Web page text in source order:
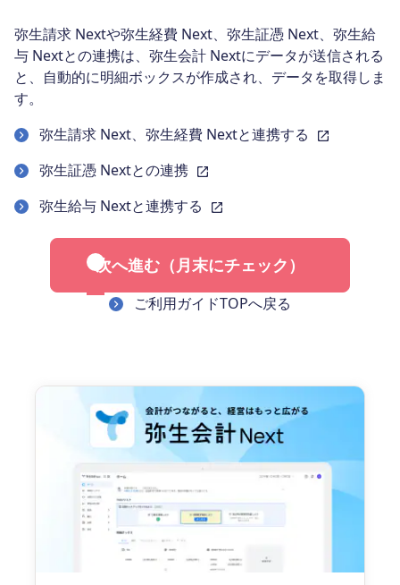
弥生請求 Nextや弥生経費 Next、弥生証憑 Next、弥生給
与 Nextとの連携は、弥生会計 Nextにデータが送信される
と、自動的に明細ボックスが作成され、データを取得しま
す。
弥生請求 Next、弥生経費 Nextと連携する
弥生証憑 Nextとの連携
弥生給与 Nextと連携する
次へ進む（月末にチェック）
ご利用ガイドTOPへ戻る